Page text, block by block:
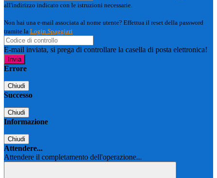
all'indirizzo indicato con le istruzioni necessarie.
Non hai una e-mail associata al nome utente? Effettua il reset della password
tramite la Login Spaggiari
E-mail inviata, si prega di controllare la casella di posta elettronica!
Errore
Chiudi
Successo
Chiudi
Informazione
Chiudi
Attendere...
Attendere il completamento dell'operazione...